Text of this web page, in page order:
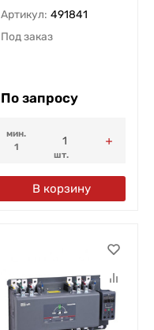
Артикул: 491841
Под заказ
По запросу
мин.
1
шт.
В корзину